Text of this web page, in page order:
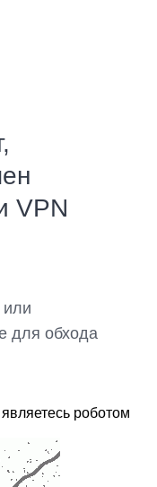
VPN
или
для обхода
роботом